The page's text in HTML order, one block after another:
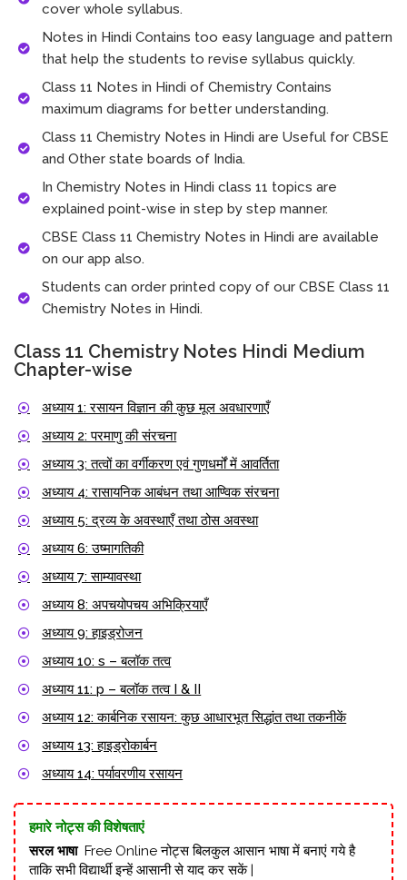
cover whole syllabus.
Notes in Hindi Contains too easy language and pattern
that help the students to revise syllabus quickly.
Class 11 Notes in Hindi of Chemistry Contains
maximum diagrams for better understanding.
Class 11 Chemistry Notes in Hindi are Useful for CBSE
and Other state boards of India.
In Chemistry Notes in Hindi class 11 topics are
explained point-wise in step by step manner.
CBSE Class 11 Chemistry Notes in Hindi are available
on our app also.
Students can order printed copy of our CBSE Class 11
Chemistry Notes in Hindi.
Class 11 Chemistry Notes Hindi Medium
Chapter-wise
अध्याय 1: रसायन विज्ञान की कुछ मूल अवधारणाएँ
अध्याय 2: परमाणु की संरचना
अध्याय 3: तत्वों का वर्गीकरण एवं गुणधर्मों में आवर्तिता
अध्याय 4: रासायनिक आबंधन तथा आण्विक संरचना
अध्याय 5: द्रव्य के अवस्थाएँ तथा ठोस अवस्था
अध्याय 6: उष्मागतिकी
अध्याय 7: साम्यावस्था
अध्याय 8: अपचयोपचय अभिक्रियाएँ
अध्याय 9: हाइड्रोजन
अध्याय 10: s – बलॉक तत्व
अध्याय 11: p – बलॉक तत्व I & II
अध्याय 12: कार्बनिक रसायन: कुछ आधारभूत सिद्धांत तथा तकनीकें
अध्याय 13: हाइड्रोकार्बन
अध्याय 14: पर्यावरणीय रसायन
हमारे नोट्स की विशेषताएं
सरल भाषा Free Online नोट्स बिलकुल आसान भाषा में बनाएं गये है
ताकि सभी विद्यार्थी इन्हें आसानी से याद कर सकें |